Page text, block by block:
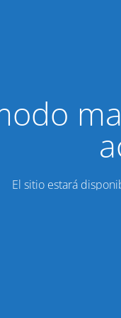
El sitio estará